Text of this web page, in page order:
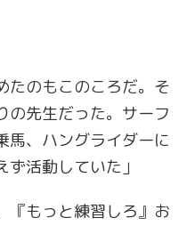
たのもこのころだ。そ
の先生だった。サーフ
馬、ハングライダーに
活動していた」
『もっと練習しろ』お